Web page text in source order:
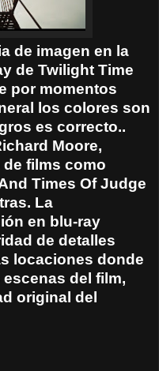
de imagen en la
de Twilight Time
por momentos
los colores son
es correcto..
Moore,
films como
Times Of Judge
La
en blu-ray
de detalles
locaciones donde
del film,
original del